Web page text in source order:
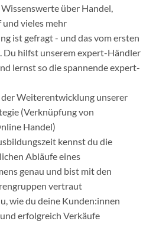
über Handel,
vieles mehr
ist gefragt - und das vom ersten
Du hilfst unserem expert-Händler
lernst so die spannende expert-
Weiterentwicklung unserer
(Verknüpfung von
Handel)
kennst du die
Abläufe eines
genau und bist mit den
vertraut
wie du deine Kunden:innen
erfolgreich Verkäufe